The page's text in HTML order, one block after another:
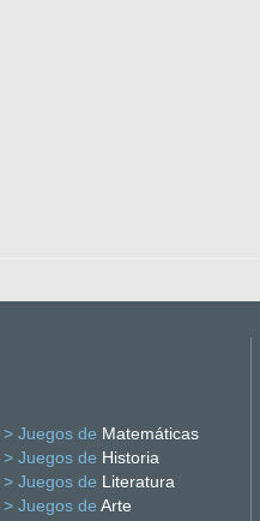
> Juegos de Matemáticas
> Juegos de Historia
> Juegos de Literatura
> Juegos de Arte